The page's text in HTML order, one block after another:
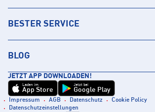
BESTER SERVICE
BLOG
JETZT APP DOWNLOADEN!
Laden im
App Store
Jetzt bei
Google Play
Impressum AGB Datenschutz
Cookie Policy
Datenschutzeinstellungen